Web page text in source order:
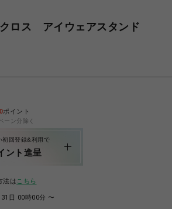
ロス アイウェアスタンド
0ポイント
ーン分除く
初回登録&利用で
ント進呈
法は こちら
日 00時00分 〜